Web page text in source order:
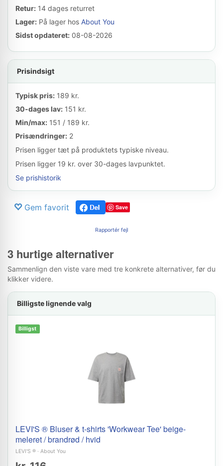
Retur: 14 dages returret
Lager: På lager hos About You
Sidst opdateret: 08-08-2026
Prisindsigt
Typisk pris: 189 kr.
30-dages lav: 151 kr.
Min/max: 151 / 189 kr.
Prisændringer: 2
Prisen ligger tæt på produktets typiske niveau.
Prisen ligger 19 kr. over 30-dages lavpunktet.
Se prishistorik
Gem favorit Save
Rapportér fejl
3 hurtige alternativer
Sammenlign den viste vare med tre konkrete alternativer, før du
klikker videre.
Billigste lignende valg
Billigst
LEVI'S ® Bluser & t-shirts 'Workwear Tee' beige-
meleret / brandrød / hvid
LEVI'S ® · About You